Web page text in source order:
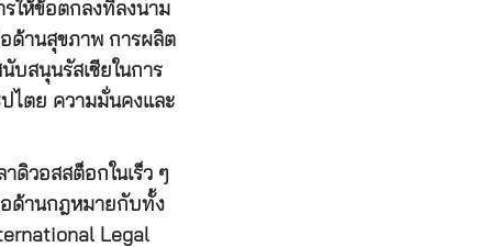
ให้ข้อตกลงที่ลงนาม
ด้านสุขภาพ การผลิต
บสนุนรัสเซียในการ
ไตย ความมั่นคงและ
ดิวอสสต็อกในเร็ว ๆ
อด้านกฎหมายกับทั้ง
Legal